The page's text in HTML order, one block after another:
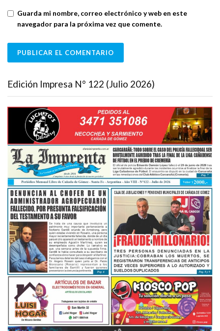
Guarda mi nombre, correo electrónico y web en este
navegador para la próxima vez que comente.
Edición Impresa N° 122 (Julio 2026)